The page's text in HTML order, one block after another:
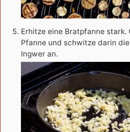
Erhitze eine Bratpfanne
Pfanne und schwitze darin
Ingwer an.